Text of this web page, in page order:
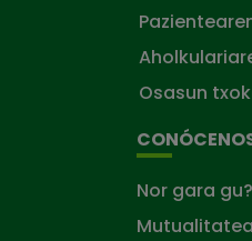
Osasun
Nor gara gu?